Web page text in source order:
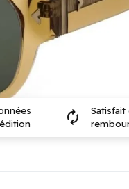
autorenew
Satisfait